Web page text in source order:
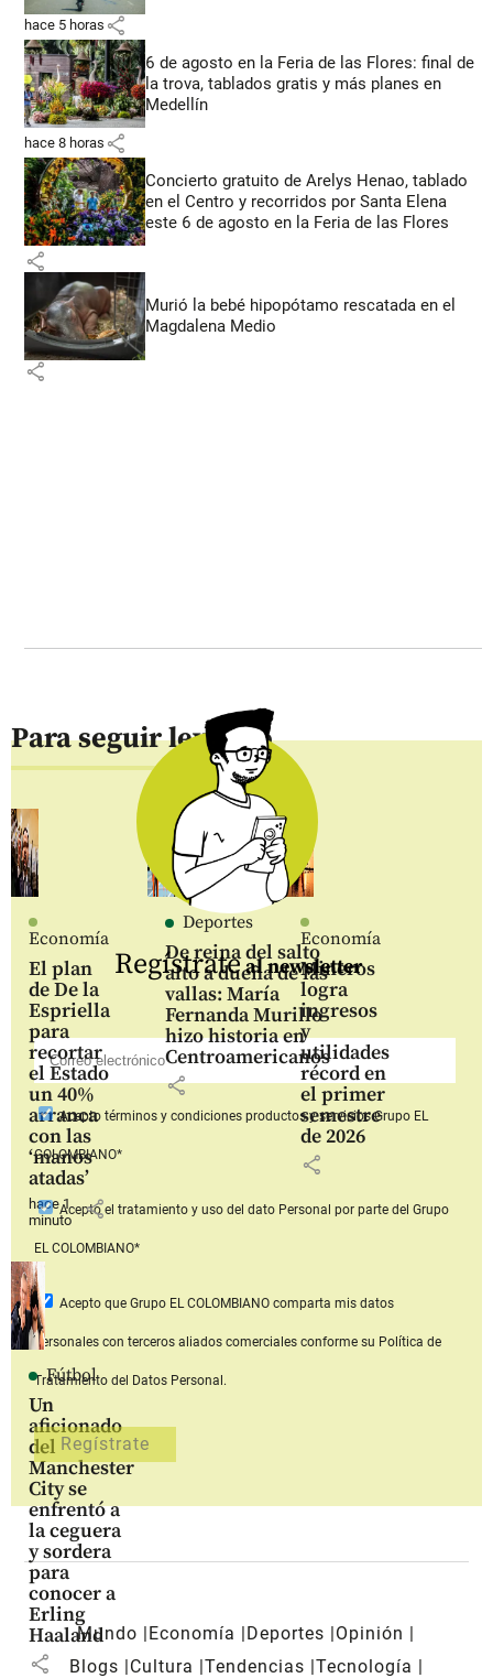
hace 5 horas share
6 de agosto en la Feria de las Flores: final de
la trova, tablados gratis y más planes en
Medellín
hace 8 horas share
Concierto gratuito de Arelys Henao, tablado
en el Centro y recorridos por Santa Elena
este 6 de agosto en la Feria de las Flores
share
Murió la bebé hipopótamo rescatada en el
Magdalena Medio
share
Para seguir leyendo
Economía
El plan
de De la
Espriella
para
recortar
el Estado
un 40%
arranca
con las
‘manos
atadas’
hace 1
minuto
share
Deportes
De reina del salto
alto a dueña de las
vallas: María
Fernanda Murillo
hizo historia en
Centroamericanos
share
Economía
Mineros
logra
ingresos
y
utilidades
récord en
el primer
semestre
de 2026
share
Fútbol
Un
aficionado
del
Manchester
City se
enfrentó a
la ceguera
y sordera
para
conocer a
Erling
Haaland
share
Regístrateal newsletter
Aceptotérminos y condiciones productos y serviciosGrupo EL
COLOMBIANO*
Aceptoel tratamiento y uso del dato Personal por parte del Grupo
EL COLOMBIANO*
Acepto que Grupo EL COLOMBIANOcomparta mis datos
personales con terceros aliados comerciales conforme su Política de
Tratamiento del Datos Personal.
Mundo Economía Deportes
Opinión
Blogs
Cultura Tendencias Tecnología